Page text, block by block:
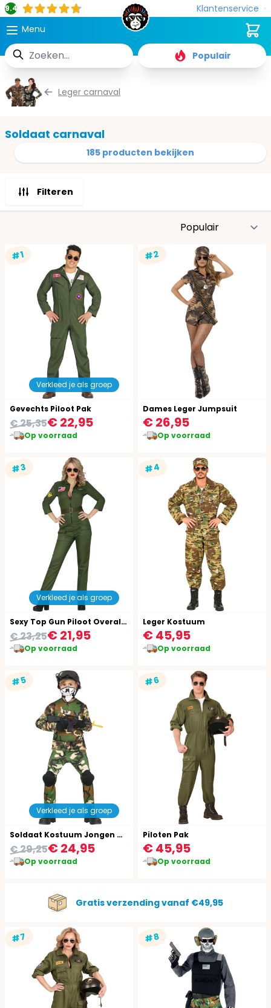
9.4
Klantenservice
Menu
Zoek
Populair
Cart
Leger carnaval
Soldaat carnaval
185 producten bekijken
Filteren
#1
Verkleed je als groep
Gevechts Piloot Pak
€ 22,95
€ 25,35
Op voorraad
#2
Dames Leger Jumpsuit
€ 26,95
Op voorraad
#3
Verkleed je als groep
Sexy Top Gun Piloot Overall Vrouwen
€ 21,95
€ 23,25
Op voorraad
#4
Leger Kostuum
€ 45,95
Op voorraad
#5
Verkleed je als groep
Soldaat Kostuum Jongen Camouflage
€ 24,95
€ 29,25
Op voorraad
#6
Piloten Pak
€ 45,95
Op voorraad
Gratis verzending vanaf €49,95
#7 #8